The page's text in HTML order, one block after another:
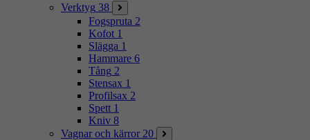
Verktyg 38
Fogspruta 2
Kofot 1
Slägga 1
Hammare 6
Tång 2
Stensax 1
Profilsax 2
Spett 1
Kniv 8
Vagnar och kärror 20